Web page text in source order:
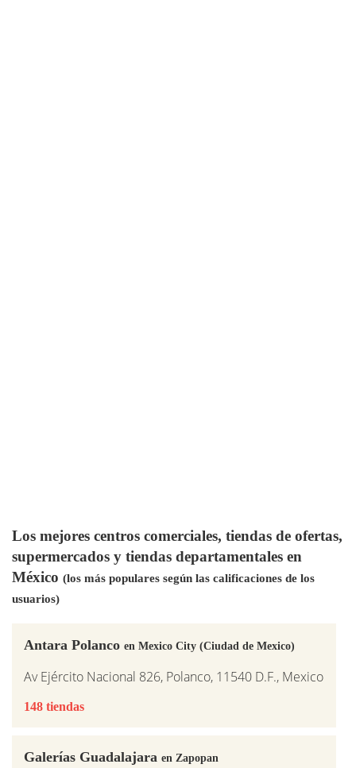
Los mejores centros comerciales, tiendas de ofertas,
supermercados y tiendas departamentales en
México (los más populares según las calificaciones de los
usuarios)
Antara Polanco en Mexico City (Ciudad de Mexico)
Av Ejército Nacional 826, Polanco, 11540 D.F., Mexico
148 tiendas
Galerías Guadalajara en Zapopan